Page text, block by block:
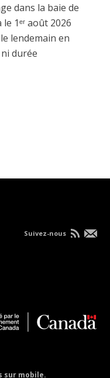
dans la baie de
1ᵉʳ août 2026
lendemain en
durée
sur mobile.
Suivez-nous